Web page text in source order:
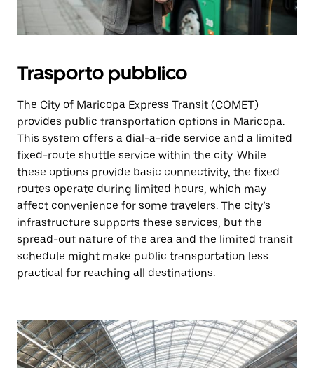
Trasporto pubblico
The City of Maricopa Express Transit (COMET)
provides public transportation options in Maricopa.
This system offers a dial-a-ride service and a limited
fixed-route shuttle service within the city. While
these options provide basic connectivity, the fixed
routes operate during limited hours, which may
affect convenience for some travelers. The city’s
infrastructure supports these services, but the
spread-out nature of the area and the limited transit
schedule might make public transportation less
practical for reaching all destinations.